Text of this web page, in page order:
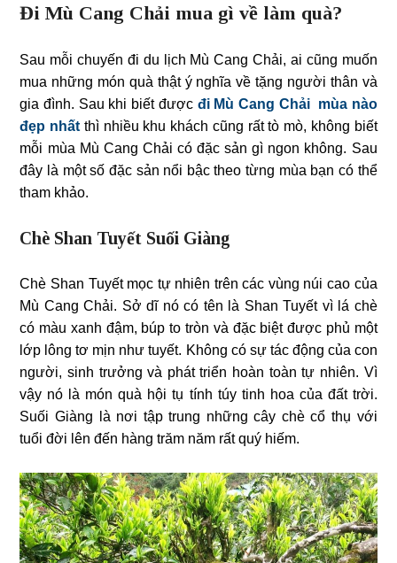
Đi Mù Cang Chải mua gì về làm quà?
Sau mỗi chuyến đi du lịch Mù Cang Chải, ai cũng muốn
mua những món quà thật ý nghĩa về tặng người thân và
gia đình. Sau khi biết đượcđi Mù Cang Chải mùa nào
đẹp nhất thì nhiều khu khách cũng rất tò mò, không biết
mỗi mùa Mù Cang Chải có đặc sản gì ngon không. Sau
đây là một số đặc sản nổi bậc theo từng mùa bạn có thể
tham khảo.
Chè Shan Tuyết Suối Giàng
Chè Shan Tuyết mọc tự nhiên trên các vùng núi cao của
Mù Cang Chải. Sở dĩ nó có tên là Shan Tuyết vì lá chè
có màu xanh đậm, búp to tròn và đặc biệt được phủ một
lớp lông tơ mịn như tuyết. Không có sự tác động của con
người, sinh trưởng và phát triển hoàn toàn tự nhiên. Vì
vậy nó là món quà hội tụ tính túy tinh hoa của đất trời.
Suối Giàng là nơi tập trung những cây chè cổ thụ với
tuổi đời lên đến hàng trăm năm rất quý hiếm.